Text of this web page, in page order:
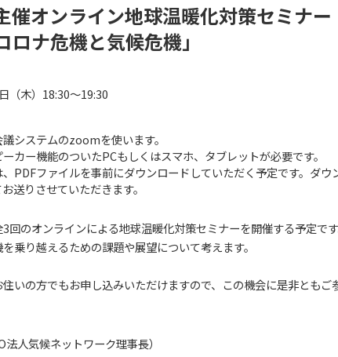
催オンライン地球温暖化対策セミナー
ロナ危機と気候危機」
（木）18:30～19:30
システムのzoomを使います。
カー機能のついたPCもしくはスマホ、タブレットが必要です。
PDFファイルを事前にダウンロードしていただく予定です。ダ
送りさせていただきます。
回のオンラインによる地球温暖化対策セミナーを開催する予定で
乗り越えるための課題や展望について考えます。
いの方でもお申し込みいただけますので、この機会に是非ともご
人気候ネットワーク理事長）